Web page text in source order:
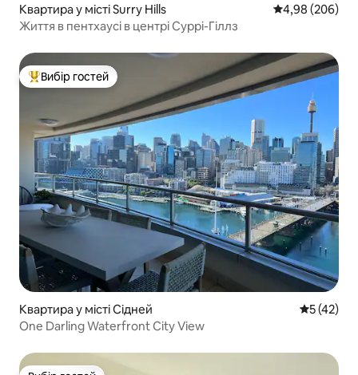
Квартира у місті Surry Hills Середня
4,98 (206)
Життя в пентхаусі в центрі Суррі-Гіллз
Топ вибір гостей
Вибір гостей
Квартира у місті Сідней Середня
5 (42)
One Darling Waterfront City View